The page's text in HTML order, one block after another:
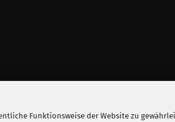
Funktionsweise der Website zu